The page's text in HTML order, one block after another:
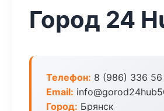
Город 24
Телефон: 8 (986) 336 56
Email:
Город: Брянск